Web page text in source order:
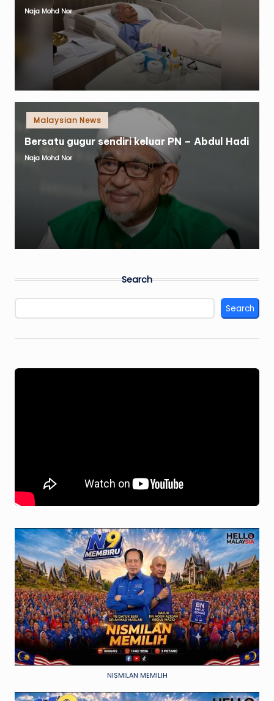
Posted
Naja Mohd Nor
Posted
Malaysian News
Bersatu gugur sendiri keluar PN – Abdul Hadi
Posted
Naja Mohd Nor
Search
Search
NISMILAN MEMILIH